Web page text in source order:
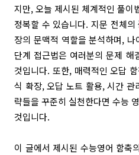
지만, 오늘 제시된 체계적인 풀이
정복할 수 있습니다. 지문 전체
장의 문맥적 역할을 분석하며,
단계 접근법은 여러분의 문제 해
것입니다. 또한, 매력적인 오답
식 확장, 오답 노트 활용, 시간
략들을 꾸준히 실천한다면 수능
것입니다.
이 글에서 제시된 수능영어 함축